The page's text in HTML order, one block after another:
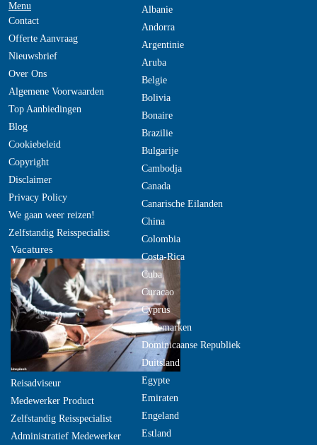
Menu
Contact
Offerte Aanvraag
Nieuwsbrief
Over Ons
Algemene Voorwaarden
Top Aanbiedingen
Blog
Cookiebeleid
Copyright
Disclaimer
Privacy Policy
We gaan weer reizen!
Zelfstandig Reisspecialist
Vacatures
Reisadviseur
Medewerker Product
Zelfstandig Reisspecialist
Administratief Medewerker
Albanie
Andorra
Argentinie
Aruba
Belgie
Bolivia
Bonaire
Brazilie
Bulgarije
Cambodja
Canada
Canarische Eilanden
China
Colombia
Costa-Rica
Cuba
Curacao
Cyprus
Denemarken
Dominicaanse Republiek
Duitsland
Egypte
Emiraten
Engeland
Estland